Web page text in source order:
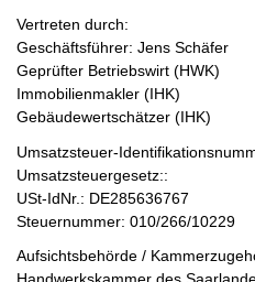
Vertreten durch:
Geschäftsführer: Jens Schäfer
Geprüfter Betriebswirt (HWK)
Immobilienmakler (IHK)
Gebäudewertschätzer (IHK)
Umsatzsteuer-
Umsatzsteuergesetz::
USt-IdNr.: DE285636767
Steuernummer: 010/266/10229
Aufsichtsbehörde /